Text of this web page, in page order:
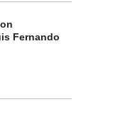
Fernando